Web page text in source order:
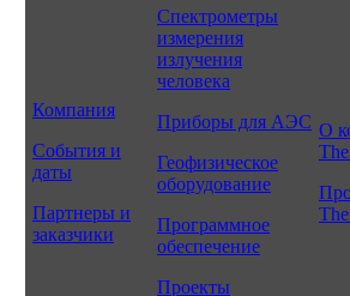
Компания
События и
даты
Партнеры и
заказчики
Спектрометры
измерения
излучения
человека
Приборы для АЭС
Геофизическое
оборудование
Программное
обеспечение
Проекты
О